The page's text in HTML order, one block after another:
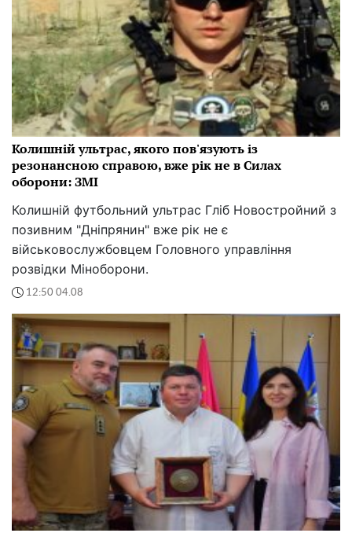
Колишній ультрас, якого пов'язують із
резонансною справою, вже рік не в Силах
оборони: ЗМІ
Колишній футбольний ультрас Гліб Новостройний з
позивним "Дніпрянин" вже рік не є
військовослужбовцем Головного управління
розвідки Міноборони.
12:50 04.08